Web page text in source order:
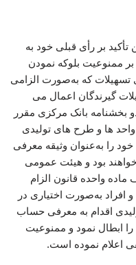
بر رأی قبلی خود به
مورخ ۱۴۰۲/۷/۸ مبنی بر ممنوعیت بلوکه نمودن
تسهیلات که به‌صورت الزامی
گیرندگان اعمال می
بخشنامه بانک مرکزی مقرر
واحد ها و طرح های تولیدی
را به‌عنوان وثیقه معرفی
بود و هیئت عمومی
واحده قانون الزام
ملکی مصوب ۱۳۸۰ باشد و افراد به‌صورت اختیاری در
اقدام به معرفی حساب
را ابطال نمود و ممنوعیت
اعلام نموده است.